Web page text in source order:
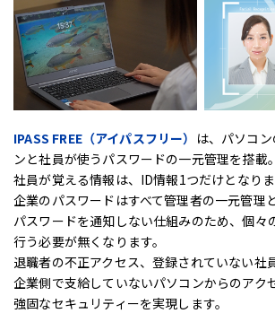
IPASS FREE（アイパスフリー） は、 パソコ
ンと社員が使うパスワードの一元管理を搭載。
社員が覚える情報は、ID情報1つだけとなりま
企業のパスワードはすべて管理者の一元管理
パスワードを通知しない仕組みのため、個々
行う必要が無くなります。
退職者の不正アクセス、登録されていない社
企業側で支給していないパソコンからのアク
強固なセキュリティーを実現します。